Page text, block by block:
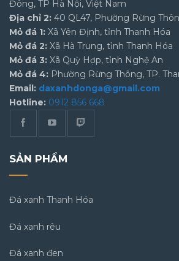
Đông, TP Hà Nội, Việt Nam
Địa chỉ 2: 40 QL47, Phường Rừng
Mỏ đá 1: Xã Yên Định, tỉnh Thanh Hóa
Mỏ đá 2: Xã Hà Trung, tỉnh Thanh Hóa
Mỏ đá 3: Xã Quỳ Hợp, tỉnh Nghệ An
Mỏ đá 4: Phường Rừng Thông, TP.
Email: daxanhdonga@gmail.com
Hotline: 0912 856 668
SẢN PHẨM
Đá xanh Thanh Hóa
Đá xanh rêu
Đá xanh đen